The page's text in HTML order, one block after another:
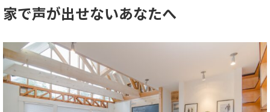
家で声が出せないあなたへ